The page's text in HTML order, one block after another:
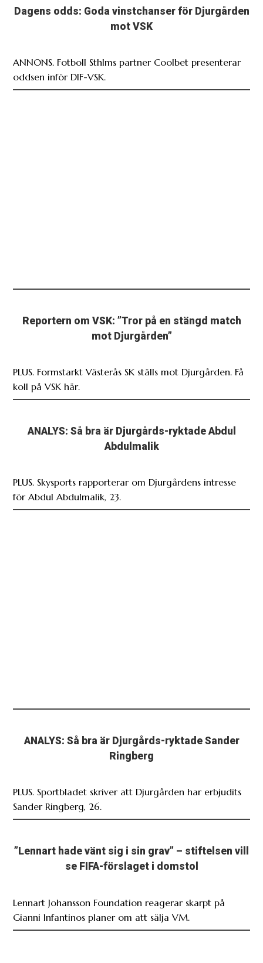
Dagens odds: Goda vinstchanser för Djurgården
mot VSK
ANNONS. Fotboll Sthlms partner Coolbet presenterar
oddsen inför DIF-VSK.
Reportern om VSK: ”Tror på en stängd match
mot Djurgården”
PLUS. Formstarkt Västerås SK ställs mot Djurgården. Få
koll på VSK här.
ANALYS: Så bra är Djurgårds-ryktade Abdul
Abdulmalik
PLUS. Skysports rapporterar om Djurgårdens intresse
för Abdul Abdulmalik, 23.
ANALYS: Så bra är Djurgårds-ryktade Sander
Ringberg
PLUS. Sportbladet skriver att Djurgården har erbjudits
Sander Ringberg, 26.
”Lennart hade vänt sig i sin grav” – stiftelsen vill
se FIFA-förslaget i domstol
Lennart Johansson Foundation reagerar skarpt på
Gianni Infantinos planer om att sälja VM.